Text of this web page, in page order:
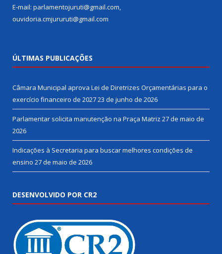
E-mail: parlamentojuruti@gmail.com,
ouvidoria.cmjururuti@gmail.com
ÚLTIMAS PUBLICAÇÕES
Câmara Municipal aprova Lei de Diretrizes Orçamentárias para o
exercício financeiro de 202723 de junho de 2026
Parlamentar solicita manutenção na Praça Matriz 27 de maio de
2026
Indicações à Secretaria para buscar melhores condições de
ensino 27 de maio de 2026
DESENVOLVIDO POR CR2